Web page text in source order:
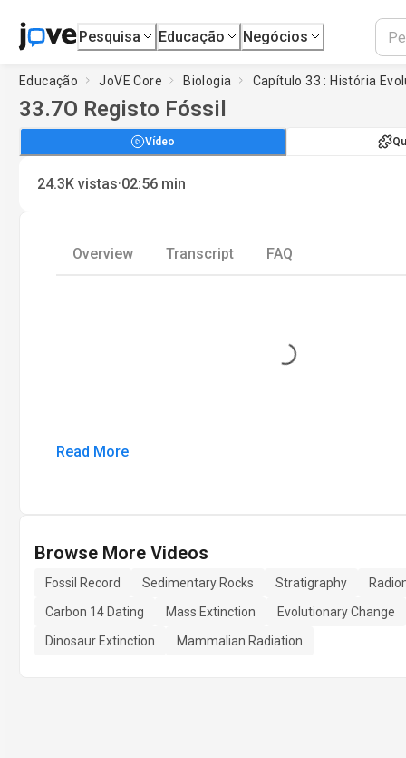
Pesquisa Educação Negócios
Educação JoVE Core Biologia Capítulo 33 : História
33.7O Registo Fóssil
Vídeo
24.3K vistas·02:56 min
Overview Transcript FAQ
Loading...
Read More
Browse More Videos
Fossil Record Sedimentary Rocks Stratigraphy
Carbon 14 Dating
Mass Extinction
Evolutionary Change
Dinosaur Extinction
Mammalian Radiation